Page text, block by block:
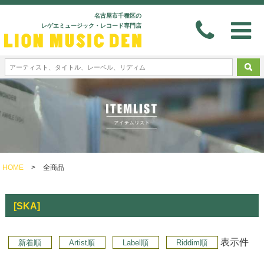
名古屋市千種区の
レゲエミュージック・レコード専門店
HOME > 全商品
[SKA]
新着順 Artist順 Label順 Riddim順
表示件